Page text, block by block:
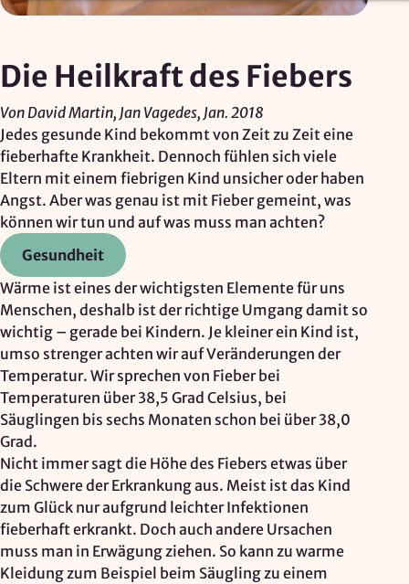
Die Heilkraft des Fiebers
Von David Martin, Jan Vagedes, Jan. 2018
Jedes gesunde Kind bekommt von Zeit zu Zeit eine
fieberhafte Krankheit. Dennoch fühlen sich viele
Eltern mit einem fiebrigen Kind unsicher oder haben
Angst. Aber was genau ist mit Fieber gemeint, was
können wir tun und auf was muss man achten?
Gesundheit
Wärme ist eines der wichtigsten Elemente für uns
Menschen, deshalb ist der richtige Umgang damit so
wichtig – gerade bei Kindern. Je kleiner ein Kind ist,
umso strenger achten wir auf Veränderungen der
Temperatur. Wir sprechen von Fieber bei
Temperaturen über 38,5 Grad Celsius, bei
Säuglingen bis sechs Monaten schon bei über 38,0
Grad.
Nicht immer sagt die Höhe des Fiebers etwas über
die Schwere der Erkrankung aus. Meist ist das Kind
zum Glück nur aufgrund leichter Infektionen
fieberhaft erkrankt. Doch auch andere Ursachen
muss man in Erwägung ziehen. So kann zu warme
Kleidung zum Beispiel beim Säugling zu einem
Essentielle Cookies sind für den Betrieb der
TYPO3-Cookies, sowie Funktionen zur
Google Places Autocomplete
Anbieter:
Google Ireland Ltd.
Zweck:
Adresssuche, Geokoordinaten
Rechtsgrundlage: Art. 6 Abs. 1 lit. f DSGVO
Drittlandübermittlung: möglich
OPTIONAL
Optionale Cookies(z. B. für Karten von Mapbox,
Videos von Vimeo oder optionale zusätzliche
Nutzenden von Matomo) werdennur nach Ihrer
Einwilligunggeladen.
Mapbox
Anbieter: